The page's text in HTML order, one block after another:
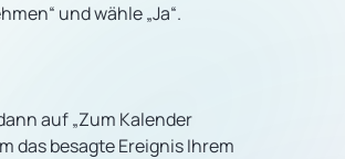
und wähle „Ja“.
auf „Zum Kalender
das besagte Ereignis Ihrem